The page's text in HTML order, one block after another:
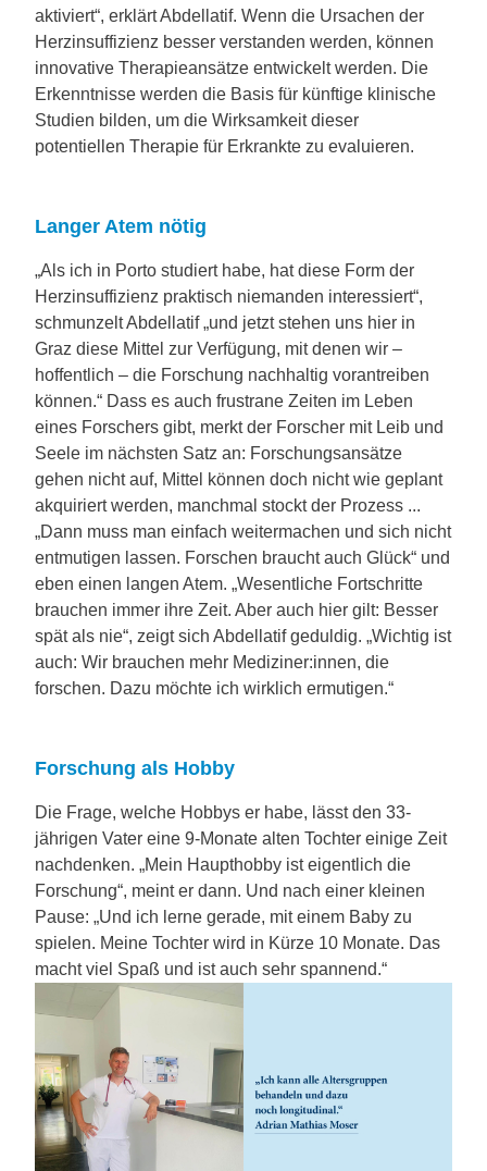
aktiviert“, erklärt Abdellatif. Wenn die Ursachen der
Herzinsuffizienz besser verstanden werden, können
innovative Therapieansätze entwickelt werden. Die
Erkenntnisse werden die Basis für künftige klinische
Studien bilden, um die Wirksamkeit dieser
potentiellen Therapie für Erkrankte zu evaluieren.
Langer Atem nötig
„Als ich in Porto studiert habe, hat diese Form der
Herzinsuffizienz praktisch niemanden interessiert“,
schmunzelt Abdellatif „und jetzt stehen uns hier in
Graz diese Mittel zur Verfügung, mit denen wir –
hoffentlich – die Forschung nachhaltig vorantreiben
können.“ Dass es auch frustrane Zeiten im Leben
eines Forschers gibt, merkt der Forscher mit Leib und
Seele im nächsten Satz an: Forschungsansätze
gehen nicht auf, Mittel können doch nicht wie geplant
akquiriert werden, manchmal stockt der Prozess ...
„Dann muss man einfach weitermachen und sich nicht
entmutigen lassen. Forschen braucht auch Glück“ und
eben einen langen Atem. „Wesentliche Fortschritte
brauchen immer ihre Zeit. Aber auch hier gilt: Besser
spät als nie“, zeigt sich Abdellatif geduldig. „Wichtig ist
auch: Wir brauchen mehr Mediziner:innen, die
forschen. Dazu möchte ich wirklich ermutigen.“
Forschung als Hobby
Die Frage, welche Hobbys er habe, lässt den 33-
jährigen Vater eine 9-Monate alten Tochter einige Zeit
nachdenken. „Mein Haupthobby ist eigentlich die
Forschung“, meint er dann. Und nach einer kleinen
Pause: „Und ich lerne gerade, mit einem Baby zu
spielen. Meine Tochter wird in Kürze 10 Monate. Das
macht viel Spaß und ist auch sehr spannend.“